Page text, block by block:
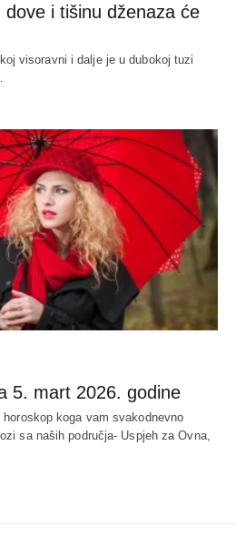
i tišinu dženaza će
visoravni i dalje je u dubokoj tuzi
5. mart 2026. godine
koga vam svakodnevno
sa naših područja- Uspjeh za Ovna,